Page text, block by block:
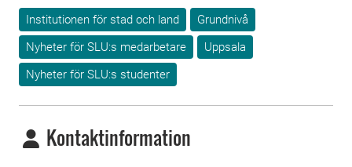
Institutionen för stad och land
Grundnivå
Nyheter för SLU:s medarbetare
Uppsala
Nyheter för SLU:s studenter
Kontaktinformation